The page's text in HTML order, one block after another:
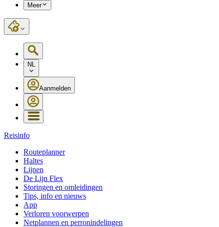
Meer
NL
Aanmelden
Reisinfo
Routeplanner
Haltes
Lijnen
De Lijn Flex
Storingen en omleidingen
Tips, info en nieuws
App
Verloren voorwerpen
Netplannen en perronindelingen